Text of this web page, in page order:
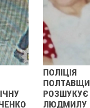
ПОЛТАВЩИНИ
РОЗШУКУЄ 67-РІЧНУ
ЛЮДМИЛУ